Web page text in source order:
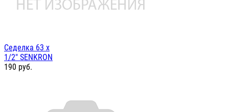
Седелка 63 х
1/2" SENKRON
190 руб.